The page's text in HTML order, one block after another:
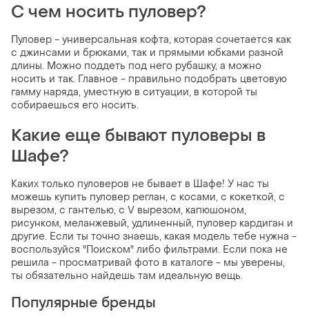
С чем носить пуловер?
Пуловер - универсальная кофта, которая сочетается как
с джинсами и брюками, так и прямыми юбками разной
длины. Можно поддеть под него рубашку, а можно
носить и так. Главное - правильно подобрать цветовую
гамму наряда, уместную в ситуации, в которой ты
собираешься его носить.
Какие еще бывают пуловеры в
Шафе?
Каких только пуловеров не бывает в Шафе! У нас ты
можешь купить пуловер реглан, с косами, с кокеткой, с
вырезом, с гантелью, с V вырезом, капюшоном,
рисунком, меланжевый, удлиненный, пуловер кардиган и
другие. Если ты точно знаешь, какая модель тебе нужна -
воспользуйся "Поиском" либо фильтрами. Если пока не
решила - просматривай фото в каталоге - мы уверены,
ты обязательно найдешь там идеальную вещь.
Популярные бренды